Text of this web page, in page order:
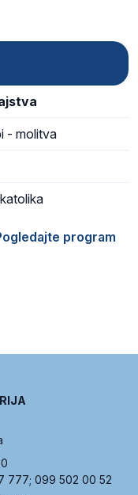
- molitva
program
777; 099 502 00 52